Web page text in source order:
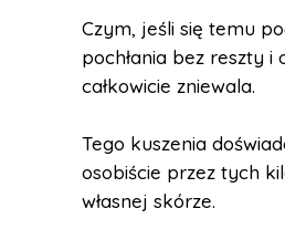
Czym, jeśli się temu
pochłania bez reszty i
całkowicie zniewala.
Tego kuszenia
osobiście przez tych
własnej skórze.